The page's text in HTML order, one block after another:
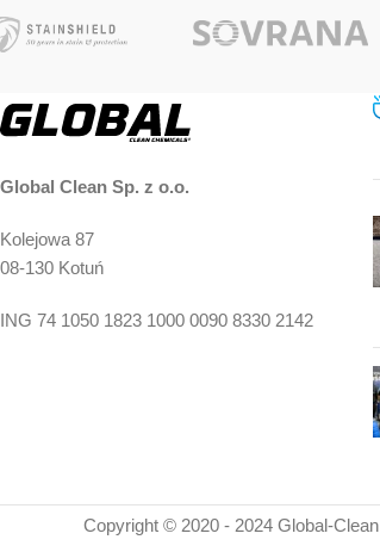
Global Clean Sp. z o.o.
Kolejowa 87
08-130 Kotuń
ING 74 1050 1823 1000 0090 8330 2142
Copyright © 2020 - 2024 Global-Clean